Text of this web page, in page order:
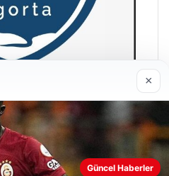
×
Güncel Haberler